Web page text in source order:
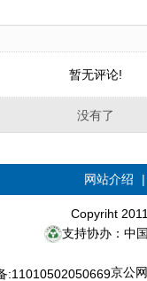
暂无评论!
没有了
网站介绍
Copyriht
支持协办：中
京公